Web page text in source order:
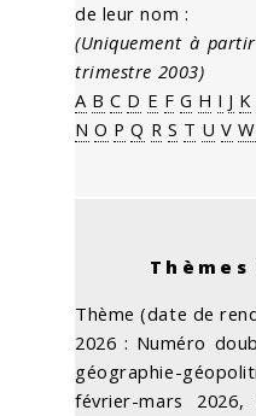
de leur nom :
(Uniquement à
trimestre 2003)
A B C D E F G H I J K
N O P Q R S T U V W
Thème (date de
2026 : Numéro
géographie-
février-mars